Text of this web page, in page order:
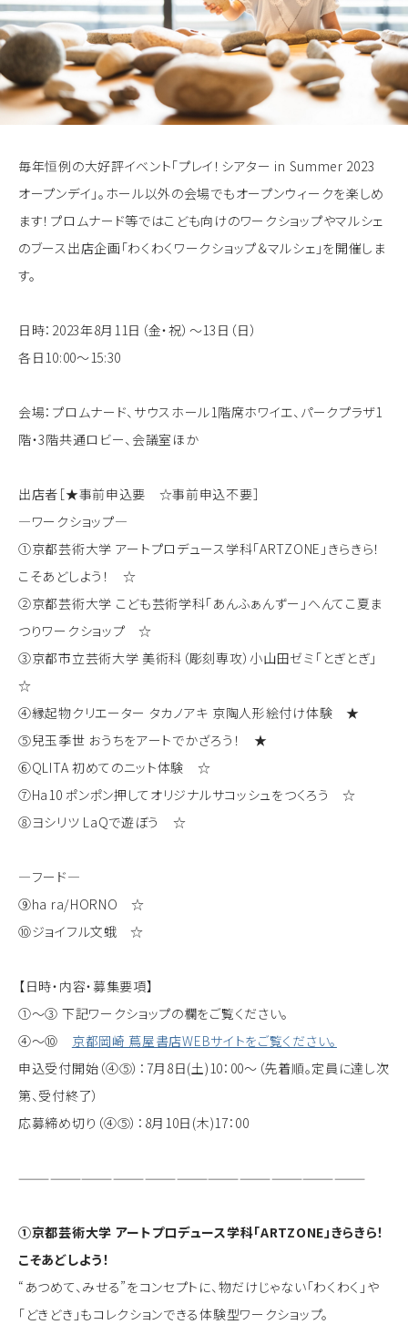
毎年恒例の大好評イベント「プレイ！シアター in Summer 2023
オープンデイ」。ホール以外の会場でもオープンウィークを楽しめ
ます！プロムナード等ではこども向けのワークショップやマルシェ
のブース出店企画「わくわくワークショップ＆マルシェ」を開催しま
す。
日時：2023年8月11日（金・祝）～13日（日）
各日10:00～15:30
会場：プロムナード、サウスホール1階席ホワイエ、パークプラザ1
階・3階共通ロビー、会議室ほか
出店者［★事前申込要 ☆事前申込不要］
―ワークショップ―
①京都芸術大学 アートプロデュース学科「ARTZONE」きらきら！
こそあどしよう！ ☆
②京都芸術大学 こども芸術学科「あんふぁんずー」へんてこ夏ま
つりワークショップ ☆
③京都市立芸術大学 美術科（彫刻専攻）小山田ゼミ「とぎとぎ」
☆
④縁起物クリエーター タカノアキ 京陶人形絵付け体験 ★
⑤兒玉季世 おうちをアートでかざろう！ ★
⑥QLITA 初めてのニット体験 ☆
⑦Ha10 ポンポン押してオリジナルサコッシュをつくろう ☆
⑧ヨシリツ LaQで遊ぼう ☆
―フード―
⑨ha ra/HORNO ☆
⑩ジョイフル文蛾 ☆
【日時・内容・募集要項】
①～③ 下記ワークショップの欄をご覧ください。
④～⑩ 京都岡崎 蔦屋書店WEBサイトをご覧ください。
申込受付開始（④⑤）：7月8日(土)10：00～（先着順。定員に達し次
第、受付終了）
応募締め切り（④⑤）：8月10日(木)17：00
—————————————————————————————————
①京都芸術大学 アートプロデュース学科「ARTZONE」きらきら！
こそあどしよう！
“あつめて、みせる”をコンセプトに、物だけじゃない「わくわく」や
「どきどき」もコレクションできる体験型ワークショップ。